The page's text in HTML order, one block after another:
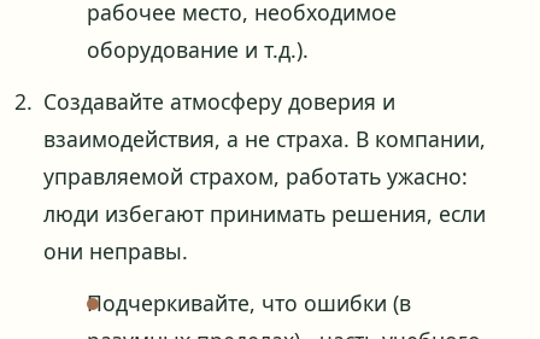
рабочее место, необходимое
оборудование и т.д.).
Создавайте атмосферу доверия и
взаимодействия, а не страха. В компании,
управляемой страхом, работать ужасно:
люди избегают принимать решения, если
они неправы.
Подчеркивайте, что ошибки (в